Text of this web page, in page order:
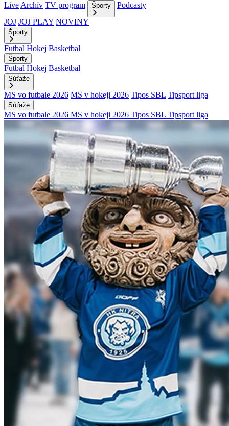
Live Archív TV program Športy
Podcasty
JOJ JOJ PLAY NOVINY
Športy
Futbal Hokej Basketbal
Športy
Futbal Hokej Basketbal
Súťaže
MS vo futbale 2026 MS v hokeji 2026 Tipos SBL Tipsport liga
Súťaže
MS vo futbale 2026 MS v hokeji 2026 Tipos SBL Tipsport liga